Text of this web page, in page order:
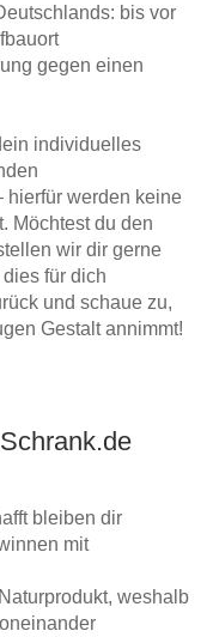
bis vor
gegen einen
individuelles
hierfür werden keine
Möchtest du den
wir dir gerne
für dich
und schaue zu,
Gestalt annimmt!
bleiben dir
mit
weshalb